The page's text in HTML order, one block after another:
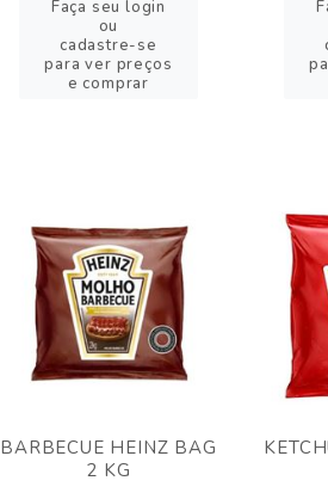
Faça seu login
ou
cadastre-se
para ver preços
e comprar
BARBECUE HEINZ BAG
2 KG